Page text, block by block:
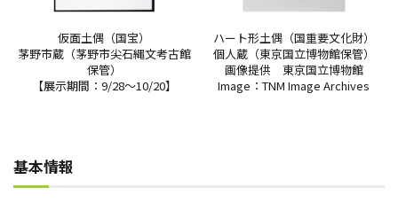
仮面土偶（国宝）
茅野市蔵（茅野市尖石縄文考古館
保管）
【展示期間：9/28～10/20】
ハート形土偶（国重要文化財）
個人蔵（東京国立博物館保管）
画像提供 東京国立博物館
Image：TNM Image Archives
基本情報